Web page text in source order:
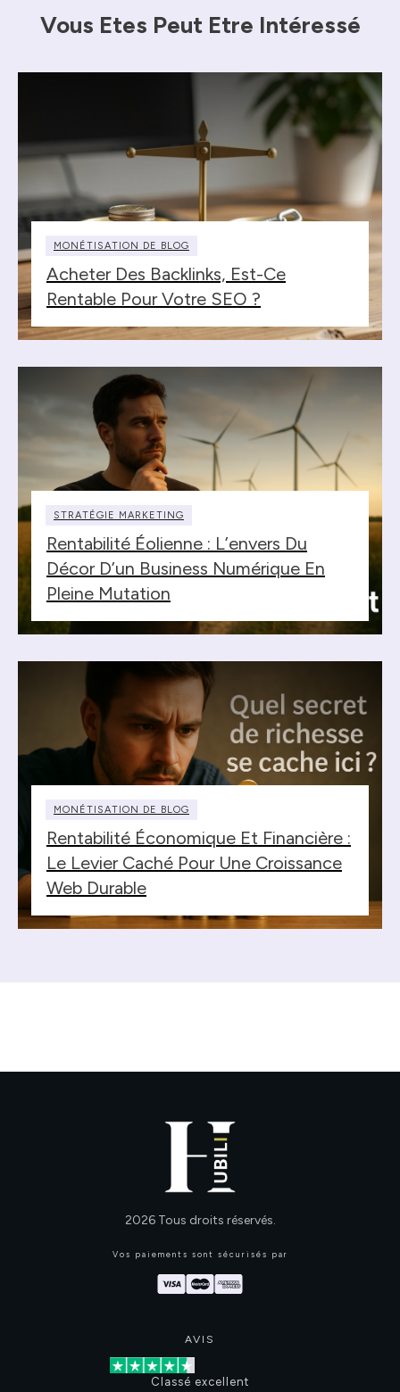
Vous Etes Peut Etre Intéressé
MONÉTISATION DE BLOG
Acheter Des Backlinks, Est-Ce
Rentable Pour Votre SEO ?
STRATÉGIE MARKETING
Rentabilité Éolienne : L’envers Du
Décor D’un Business Numérique En
Pleine Mutation
MONÉTISATION DE BLOG
Rentabilité Économique Et Financière :
Le Levier Caché Pour Une Croissance
Web Durable
2026Tous droits réservés.
Vos paiements sont sécurisés par
AVIS
Classé excellent